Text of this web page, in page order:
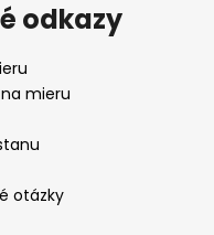
odkazy
mieru
otázky